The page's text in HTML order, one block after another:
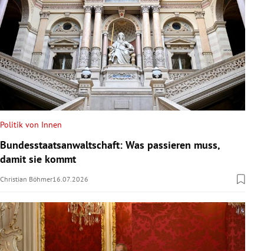
Politik von Innen
Bundesstaatsanwaltschaft: Was passieren muss,
damit sie kommt
Christian Böhmer16.07.2026